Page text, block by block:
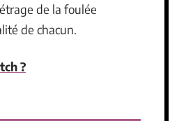
de la foulée
de chacun.
?